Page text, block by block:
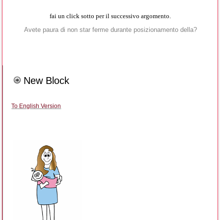
fai un click sotto per il successivo argomento.
Avete paura di non star ferme durante posizionamento della?
New Block
To English Version